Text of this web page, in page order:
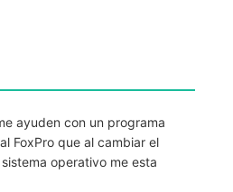
ayuden con un programa
FoxPro que al cambiar el
operativo me esta